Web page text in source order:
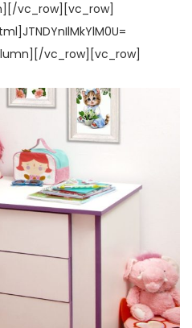
vc_row][vc_row]
vc_row][vc_row]